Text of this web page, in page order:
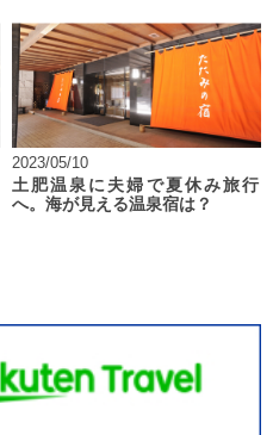
2023/05/10
土肥温泉に夫婦で夏休み旅行
へ。海が見える温泉宿は？